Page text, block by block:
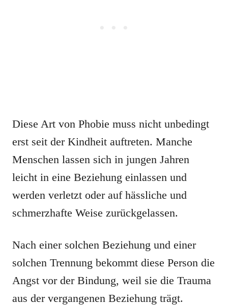
Diese Art von Phobie muss nicht unbedingt
erst seit der Kindheit auftreten. Manche
Menschen lassen sich in jungen Jahren
leicht in eine Beziehung einlassen und
werden verletzt oder auf hässliche und
schmerzhafte Weise zurückgelassen.
Nach einer solchen Beziehung und einer
solchen Trennung bekommt diese Person die
Angst vor der Bindung, weil sie die Trauma
aus der vergangenen Beziehung trägt.